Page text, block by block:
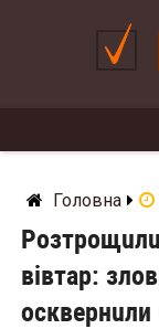
Головна
вівтар: